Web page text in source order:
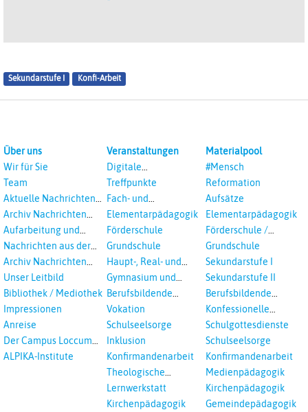
Sekundarstufe I Konfi-Arbeit
Über uns
Wir für Sie
Team
Aktuelle Nachrichten
aus dem RPI
Archiv Nachrichten
aus dem RPI ab 2018
Aufarbeitung und
Prävention
Landeskirche und EKD
Nachrichten aus der
Landeskirche
Archiv Nachrichten
aus der Landeskirche
Unser Leitbild
Bibliothek / Mediothek
Impressionen
Anreise
Der Campus Loccum
und Loccumer
ALPIKA-Institute
Veranstaltungen
Digitale
Veranstaltungen
Treffpunkte
Fach- und
Studientagungen
Elementarpädagogik
Förderschule
Grundschule
Haupt-, Real- und
Oberschule
Gymnasium und
Gesamtschule
Berufsbildende
Schulen
Vokation
Schulseelsorge
Inklusion
Konfirmandenarbeit
Theologische
Fortbildungen,
Interreligöses Lernen
Lernwerkstatt
Kirchenpädagogik
Materialpool
#Mensch
Reformation
Aufsätze
Elementarpädagogik
Förderschule /
Inklusion
Grundschule
Sekundarstufe I
Sekundarstufe II
Berufsbildende
Schulen
Konfessionelle
Kooperation
Schulgottesdienste
Schulseelsorge
Konfirmandenarbeit
Medienpädagogik
Kirchenpädagogik
Gemeindepädagogik